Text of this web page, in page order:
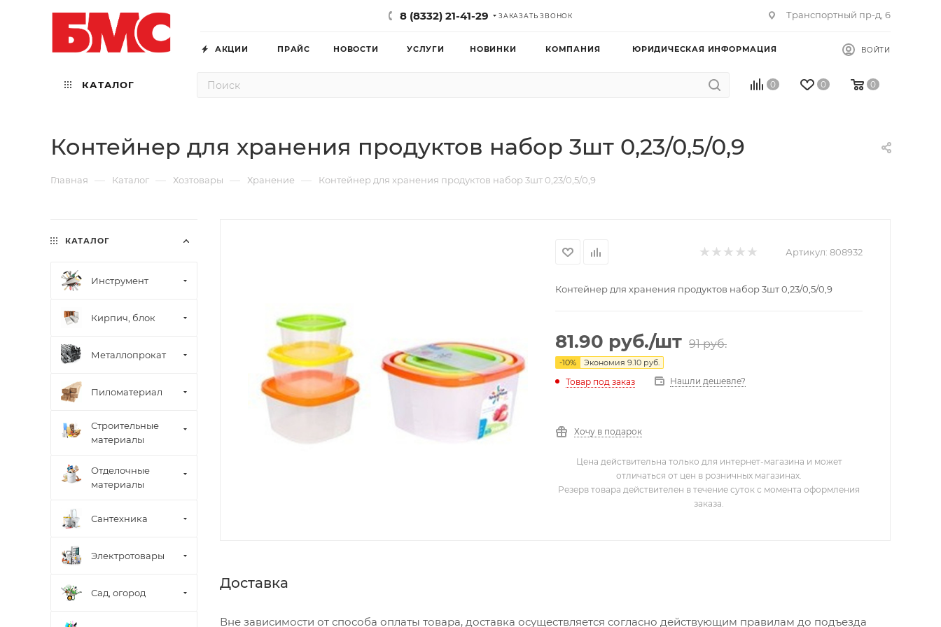
8 (8332) 21-41-29 ЗАКАЗАТЬ ЗВОНОК Транспортный пр-д, 6
АКЦИИ ПРАЙС НОВОСТИ УСЛУГИ НОВИНКИ КОМПАНИЯ ЮРИДИЧЕСКАЯ ИНФОРМАЦИЯ ВОЙТИ
КАТАЛОГ 0 0 0
Контейнер для хранения продуктов набор 3шт 0,23/0,5/0,9
Главная — Каталог — Хозтовары — Хранение — Контейнер для хранения продуктов набор 3шт 0,23/0,5/0,9
Артикул: 808932
Контейнер для хранения продуктов набор 3шт 0,23/0,5/0,9
81.90 руб./шт 91руб.
-10% Экономия 9.10 руб.
Товар под заказ Нашли дешевле?
Хочу в подарок
Цена действительна только для интернет-магазина и может
отличаться от цен в розничных магазинах.
Резерв товара действителен в течение суток с момента оформления
заказа.
Доставка
Вне зависимости от способа оплаты товара, доставка осуществляется согласно действующим правилам до подъезда
КАТАЛОГ
Инструмент
Кирпич, блок
Металлопрокат
Пиломатериал
Строительные
материалы
Отделочные
материалы
Сантехника
Электротовары
Сад, огород